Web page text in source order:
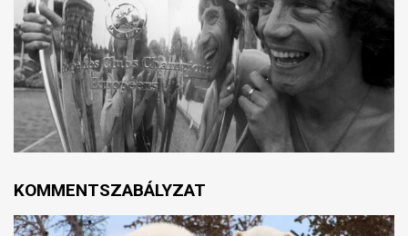
KOMMENTSZABÁLYZAT